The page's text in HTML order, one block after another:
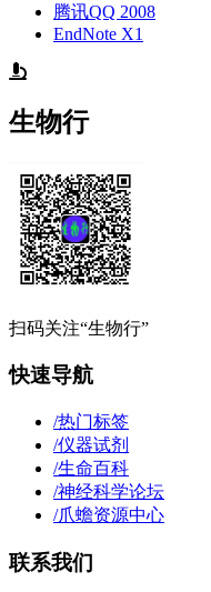
腾讯QQ 2008
EndNote X1
生物行
扫码关注“生物行”
快速导航
/热门标签
/仪器试剂
/生命百科
/神经科学论坛
/爪蟾资源中心
联系我们